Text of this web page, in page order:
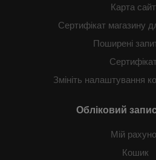
Карта
Сертифікат магазину
Поширені
Змініть налаштування
Обліковий
Мій
Кошик